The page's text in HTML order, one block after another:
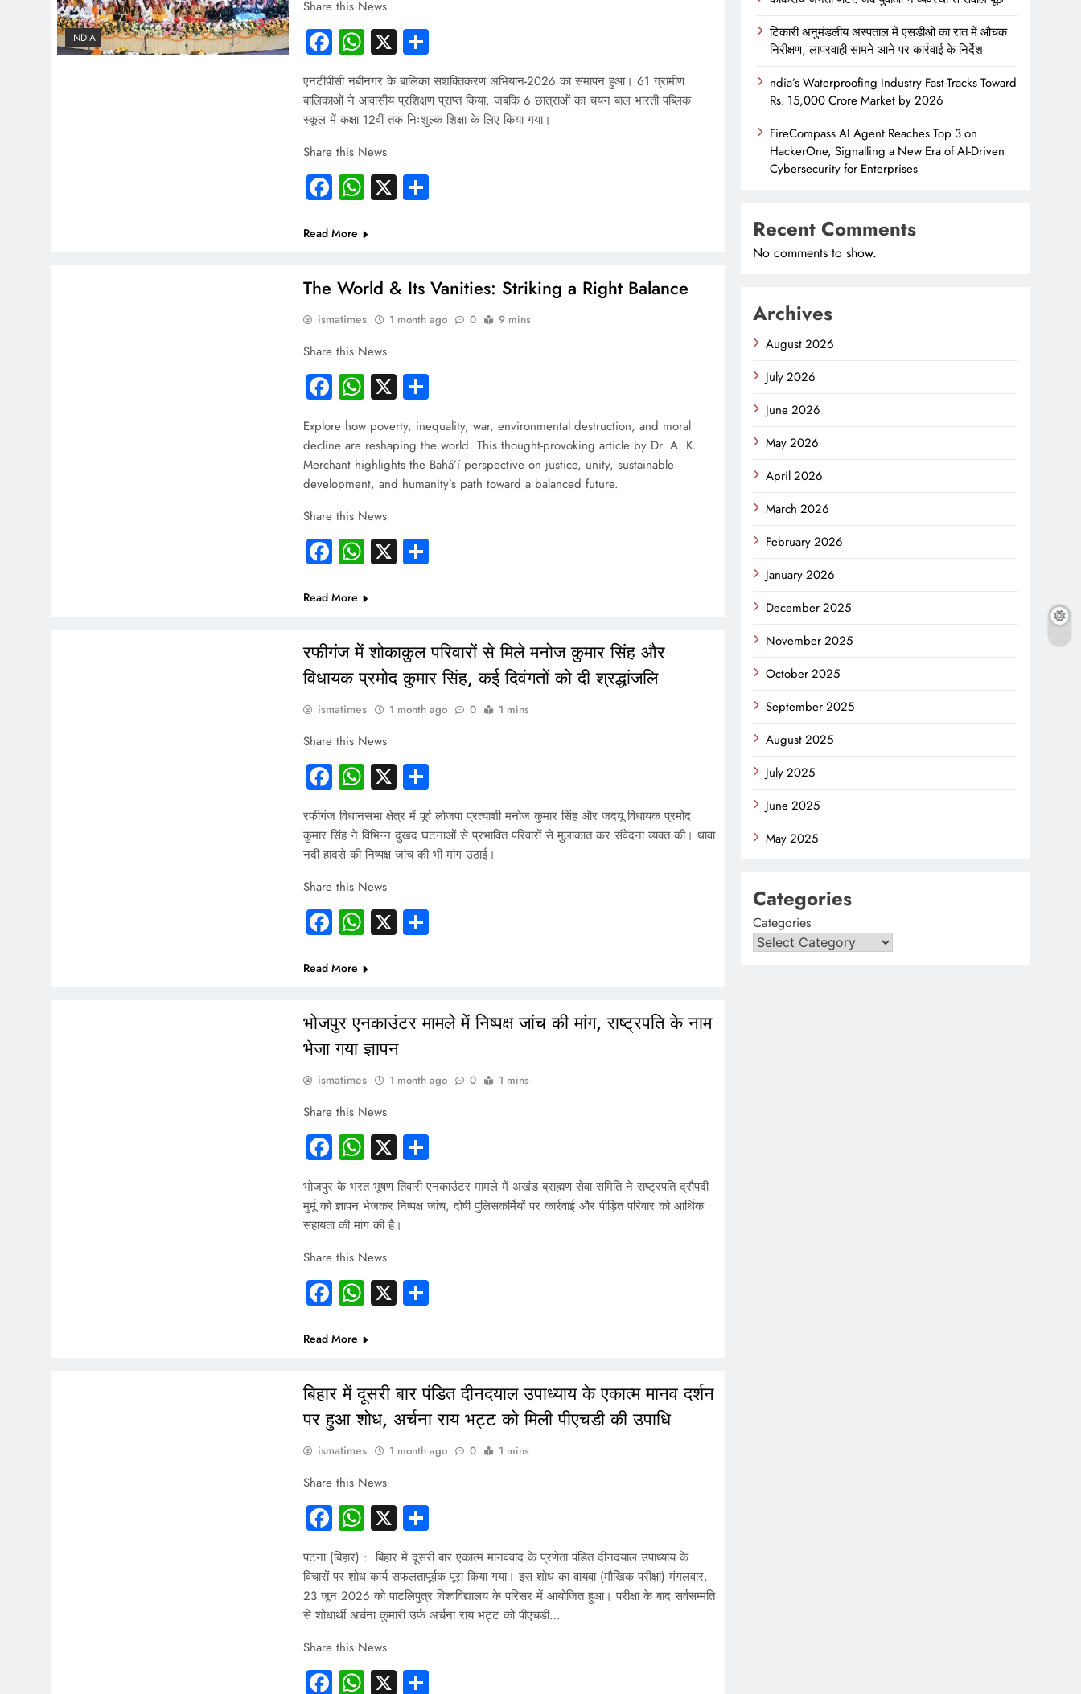
INDIA
Share this News
Facebook
WhatsApp
X
एनटीपीसी नबीनगर के बालिका सशक्तिकरण अभियान-2026 का समापन हुआ। 61 ग्रामीण
बालिकाओं ने आवासीय प्रशिक्षण प्राप्त किया, जबकि 6 छात्राओं का चयन बाल भारती पब्लिक
स्कूल में कक्षा 12वीं तक निःशुल्क शिक्षा के लिए किया गया।
Share this News
Facebook
WhatsApp
X
Read More
The World & Its Vanities: Striking a Right Balance
ismatimes 1 month ago 0 9 mins
Share this News
Facebook
WhatsApp
X
Explore how poverty, inequality, war, environmental destruction, and moral
decline are reshaping the world. This thought-provoking article by Dr. A. K.
Merchant highlights the Bahá’í perspective on justice, unity, sustainable
development, and humanity’s path toward a balanced future.
Share this News
Facebook
WhatsApp
X
Read More
रफीगंज में शोकाकुल परिवारों से मिले मनोज कुमार सिंह और
विधायक प्रमोद कुमार सिंह, कई दिवंगतों को दी श्रद्धांजलि
ismatimes 1 month ago 0 1 mins
Share this News
Facebook
WhatsApp
X
रफीगंज विधानसभा क्षेत्र में पूर्व लोजपा प्रत्याशी मनोज कुमार सिंह और जदयू विधायक प्रमोद
कुमार सिंह ने विभिन्न दुखद घटनाओं से प्रभावित परिवारों से मुलाकात कर संवेदना व्यक्त की। धावा
नदी हादसे की निष्पक्ष जांच की भी मांग उठाई।
Share this News
Facebook
WhatsApp
X
Read More
भोजपुर एनकाउंटर मामले में निष्पक्ष जांच की मांग, राष्ट्रपति के नाम
भेजा गया ज्ञापन
ismatimes 1 month ago 0 1 mins
Share this News
Facebook
WhatsApp
X
भोजपुर के भरत भूषण तिवारी एनकाउंटर मामले में अखंड ब्राह्मण सेवा समिति ने राष्ट्रपति द्रौपदी
मुर्मू को ज्ञापन भेजकर निष्पक्ष जांच, दोषी पुलिसकर्मियों पर कार्रवाई और पीड़ित परिवार को आर्थिक
सहायता की मांग की है।
Share this News
Facebook
WhatsApp
X
Read More
बिहार में दूसरी बार पंडित दीनदयाल उपाध्याय के एकात्म मानव दर्शन
पर हुआ शोध, अर्चना राय भट्ट को मिली पीएचडी की उपाधि
ismatimes 1 month ago 0 1 mins
Share this News
Facebook
WhatsApp
X
पटना (बिहार) : बिहार में दूसरी बार एकात्म मानववाद के प्रणेता पंडित दीनदयाल उपाध्याय के
विचारों पर शोध कार्य सफलतापूर्वक पूरा किया गया। इस शोध का वायवा (मौखिक परीक्षा) मंगलवार,
23 जून 2026 को पाटलिपुत्र विश्वविद्यालय के परिसर में आयोजित हुआ। परीक्षा के बाद सर्वसम्मति
से शोधार्थी अर्चना कुमारी उर्फ अर्चना राय भट्ट को पीएचडी…
Share this News
Facebook
WhatsApp
X
टिकारी अनुमंडलीय अस्पताल में एसडीओ का रात में औचक
निरीक्षण, लापरवाही सामने आने पर कार्रवाई के निर्देश
ndia’s Waterproofing Industry Fast-Tracks Toward
Rs. 15,000 Crore Market by 2026
FireCompass AI Agent Reaches Top 3 on
HackerOne, Signalling a New Era of AI-Driven
Cybersecurity for Enterprises
Recent Comments
No comments to show.
Archives
August 2026
July 2026
June 2026
May 2026
April 2026
March 2026
February 2026
January 2026
December 2025
November 2025
October 2025
September 2025
August 2025
July 2025
June 2025
May 2025
Categories
Categories